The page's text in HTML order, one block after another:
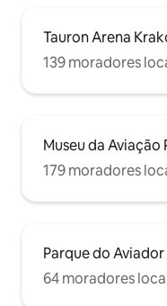
Tauron Arena
139 moradores
Museu da Aviação
179 moradores
Parque do
64 moradores